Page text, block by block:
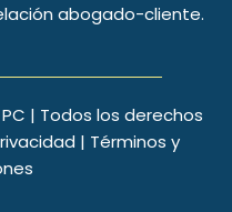
abogado-cliente.
| Todos los derechos
| Términos y